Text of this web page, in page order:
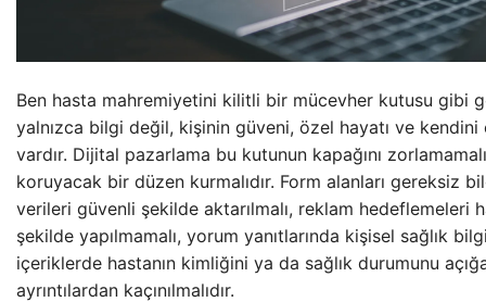
Ben hasta mahremiyetini kilitli bir mücevher kutusu gibi
yalnızca bilgi değil, kişinin güveni, özel hayatı ve
vardır. Dijital pazarlama bu kutunun kapağını
koruyacak bir düzen kurmalıdır. Form alanları gereksiz
verileri güvenli şekilde aktarılmalı, reklam hedeflemeleri
şekilde yapılmamalı, yorum yanıtlarında kişisel sağlık
içeriklerde hastanın kimliğini ya da sağlık durumunu
ayrıntılardan kaçınılmalıdır.